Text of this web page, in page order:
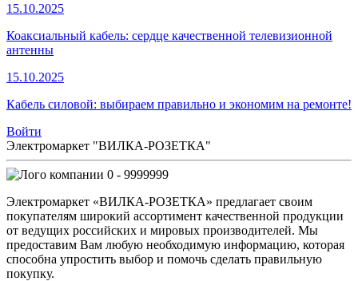
15.10.2025
Коаксиальный кабель: сердце качественной телевизионной
антенны
15.10.2025
Кабель силовой: выбираем правильно и экономим на ремонте!
Войти
Электромаркет "ВИЛКА-РОЗЕТКА"
0 - 9999999
Электромаркет «ВИЛКА-РОЗЕТКА» предлагает своим
покупателям широкий ассортимент качественной продукции
от ведущих российских и мировых производителей. Мы
предоставим Вам любую необходимую информацию, которая
способна упростить выбор и помочь сделать правильную
покупку.